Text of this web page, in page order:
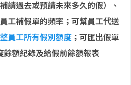
請過去或預請未來多久的假）、
工補假單的頻率；可幫員工代送
員工所有假別額度 ；可匯出假單
餘額紀錄及給假前餘額報表